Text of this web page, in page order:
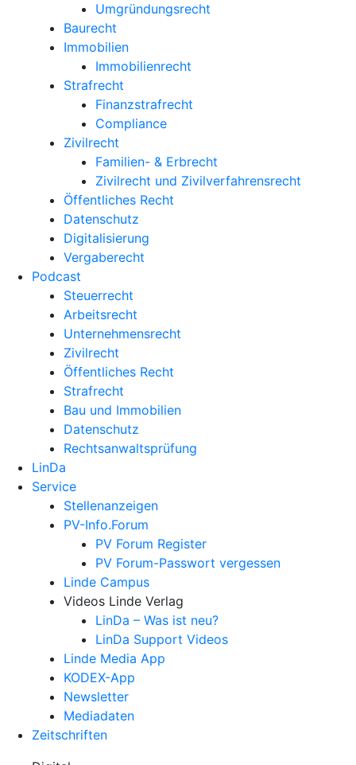
Umgründungsrecht
Baurecht
Immobilien
Immobilienrecht
Strafrecht
Finanzstrafrecht
Compliance
Zivilrecht
Familien- & Erbrecht
Zivilrecht und Zivilverfahrensrecht
Öffentliches Recht
Datenschutz
Digitalisierung
Vergaberecht
Podcast
Steuerrecht
Arbeitsrecht
Unternehmens­recht
Zivilrecht
Öffentliches Recht
Strafrecht
Bau und Immobilien
Datenschutz
Rechtsanwalts­prüfung
LinDa
Service
Stellenanzeigen
PV-Info.Forum
PV Forum Register
PV Forum-Passwort vergessen
Linde Campus
Videos Linde Verlag
LinDa – Was ist neu?
LinDa Support Videos
Linde Media App
KODEX-App
Newsletter
Mediadaten
Zeitschriften